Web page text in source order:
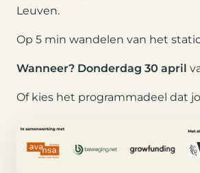
Leuven.
Op 5 min wandelen van het
Wanneer? Donderdag 30 april
Of kies het programmadeel dat